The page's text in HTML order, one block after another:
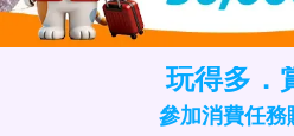
玩得多．
參加消費任務